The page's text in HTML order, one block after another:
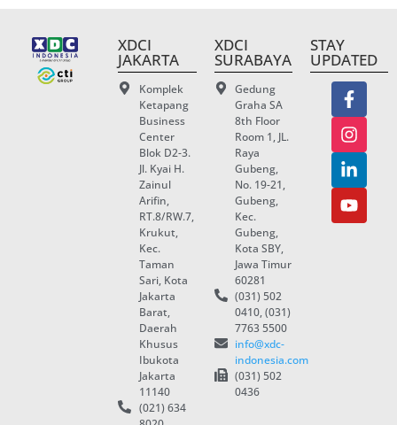
XDCI
JAKARTA
Komplek
Ketapang
Business
Center
Blok D2-3.
Jl. Kyai H.
Zainul
Arifin,
RT.8/RW.7,
Krukut,
Kec.
Taman
Sari, Kota
Jakarta
Barat,
Daerah
Khusus
Ibukota
Jakarta
11140
(021) 634
XDCI
SURABAYA
Gedung
Graha SA
8th Floor
Room 1, JL.
Raya
Gubeng,
No. 19-21,
Gubeng,
Kec.
Gubeng,
Kota SBY,
Jawa Timur
60281
(031) 502
0410, (031)
7763 5500
info@xdc-
indonesia.com
(031) 502
0436
STAY
UPDATED